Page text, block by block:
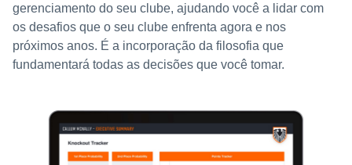
gerenciamento do seu clube, ajudando você a lidar com
os desafios que o seu clube enfrenta agora e nos
próximos anos. É a incorporação da filosofia que
fundamentará todas as decisões que você tomar.